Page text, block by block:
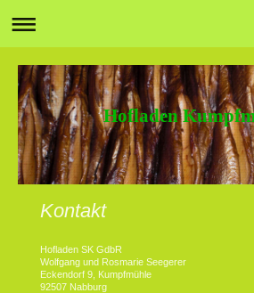
Hofladen
Kontakt
Hofladen SK GdbR
Wolfgang und Rosmarie Seegerer
Eckendorf 9, Kumpfmühle
92507 Nabburg